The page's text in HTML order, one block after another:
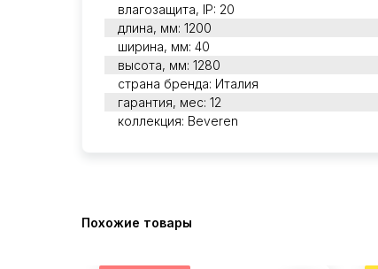
влагозащита, IP: 20
длина, мм: 1200
ширина, мм: 40
высота, мм: 1280
страна бренда: Италия
гарантия, мес: 12
коллекция: Beveren
Похожие товары